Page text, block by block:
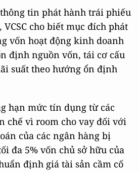
tin phát hành trái phiếu
VCSC cho biết mục đích phát
vốn hoạt động kinh doanh
định nguồn vốn, tái cơ cấu
suất theo hướng ổn định
hạn mức tín dụng từ các
chế vì room cho vay đối với
của các ngân hàng bị
đa 5% vốn chủ sở hữu của
định giá tài sản cầm cố